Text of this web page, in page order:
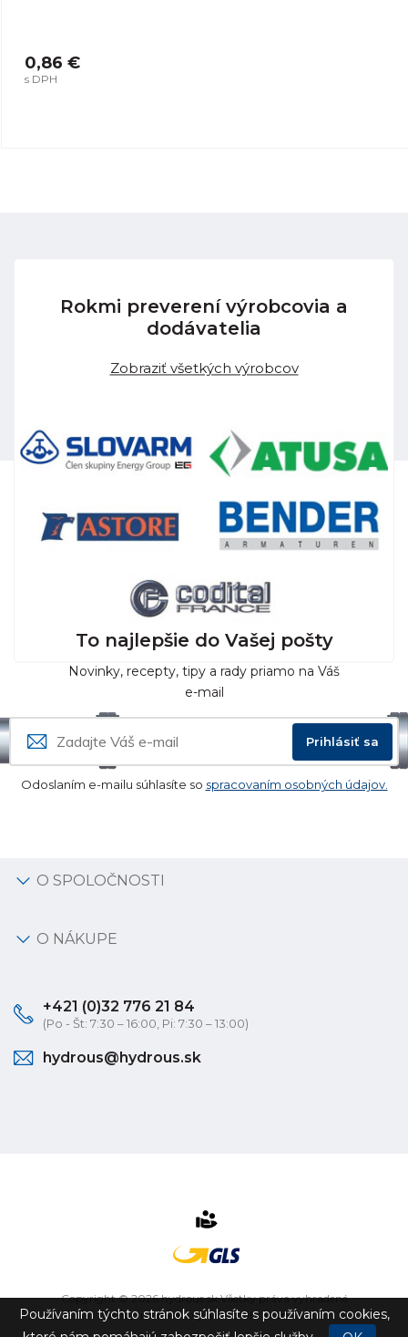
0,86 €
s DPH
Rokmi preverení výrobcovia a
dodávatelia
Zobraziť všetkých výrobcov
To najlepšie do Vašej pošty
Novinky, recepty, tipy a rady priamo na Váš
e-mail
Prihlásiť sa
Odoslaním e-mailu súhlasíte so spracovaním osobných údajov.
O SPOLOČNOSTI
O NÁKUPE
+421 (0)32 776 21 84
(Po - Št: 7:30 – 16:00, Pi: 7:30 – 13:00)
hydrous@hydrous.sk
Copyright © 2026 hydrous.sk Všetky práva vyhradené
eshop na mieruvytvorilovibration.sk
Používaním týchto stránok súhlasíte s používaním cookies,